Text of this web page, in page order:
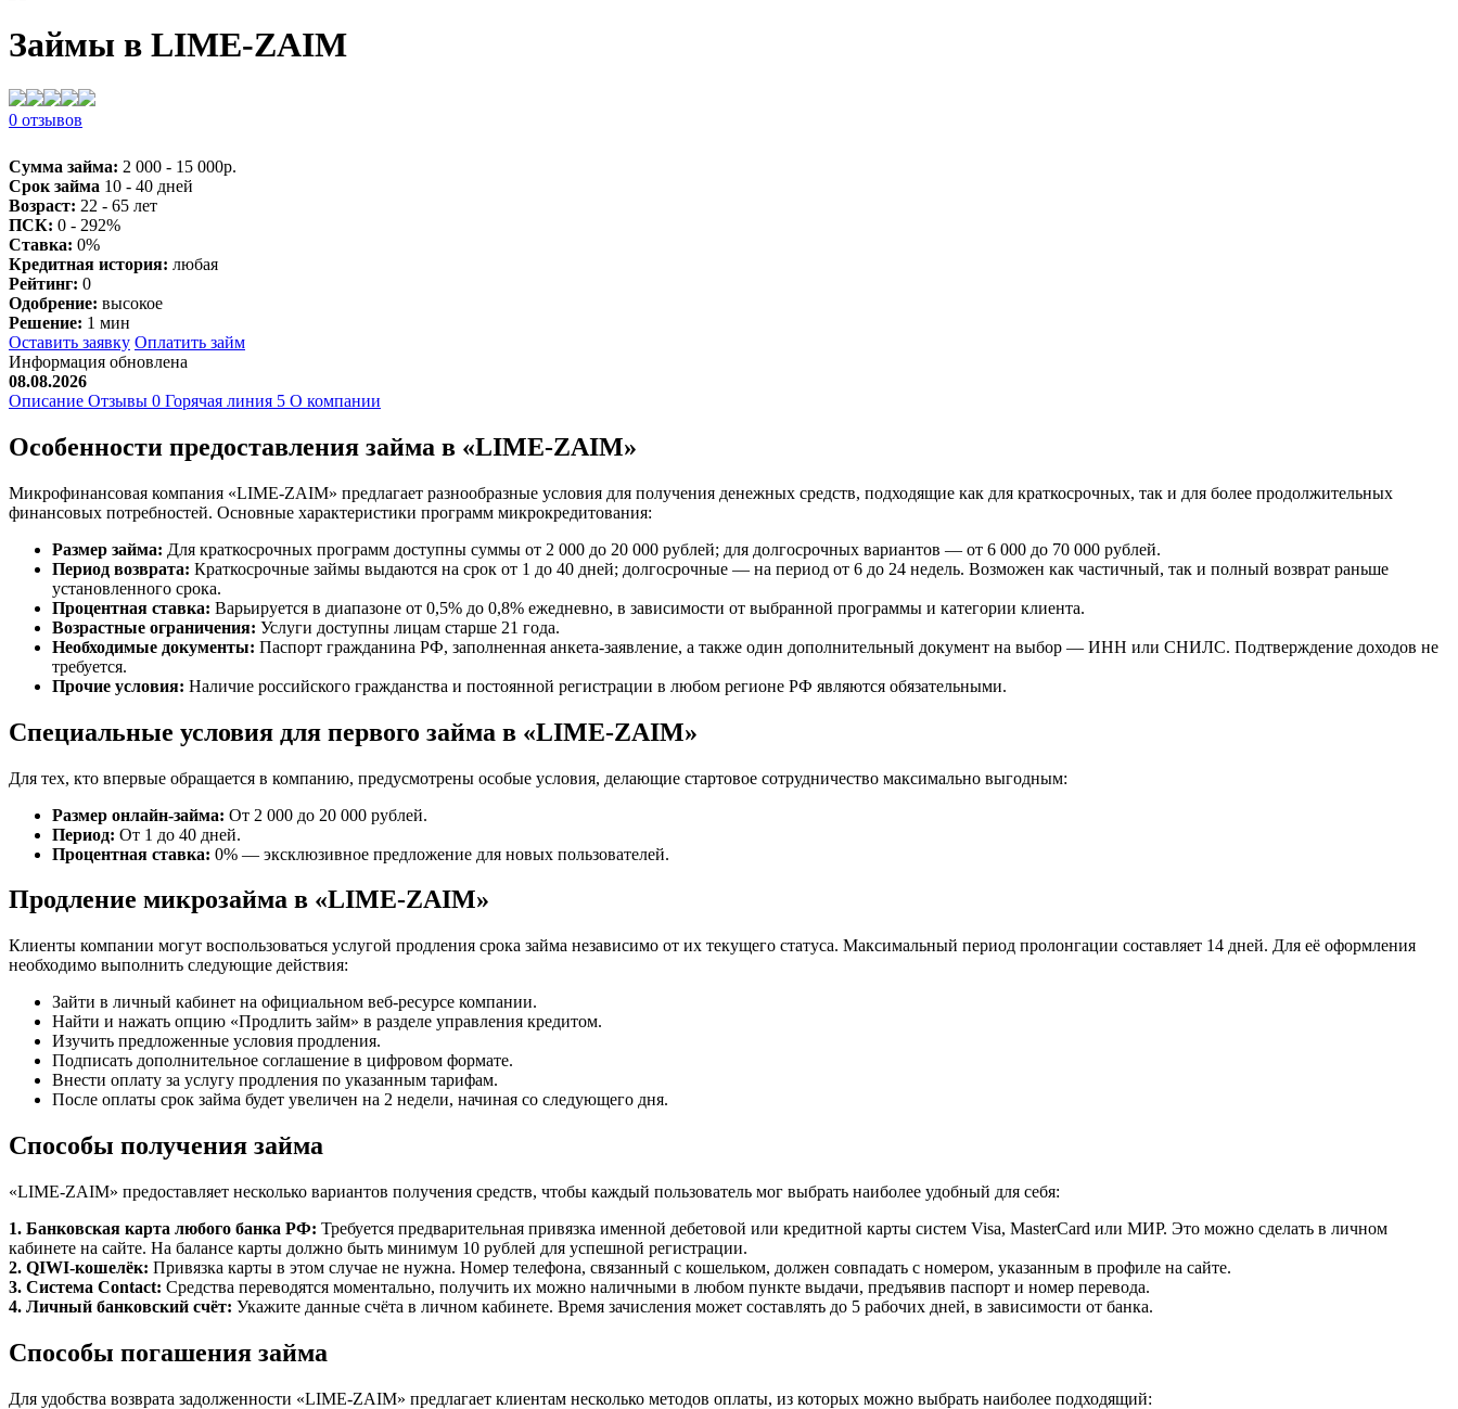
Займы в LIME-ZAIM
0 отзывов
Сумма займа: 2 000 - 15 000р.
Срок займа 10 - 40 дней
Возраст: 22 - 65 лет
ПСК: 0 - 292%
Ставка: 0%
Кредитная история: любая
Рейтинг: 0
Одобрение: высокое
Решение: 1 мин
Оставить заявку Оплатить займ
Информация обновлена
08.08.2026
Описание Отзывы 0 Горячая линия 5 О компании
Особенности предоставления займа в «LIME-ZAIM»
Микрофинансовая компания «LIME-ZAIM» предлагает разнообразные условия для получения денежных средств, подходящие как для краткосрочных, так и для более продолжительных
финансовых потребностей. Основные характеристики программ микрокредитования:
Размер займа: Для краткосрочных программ доступны суммы от 2 000 до 20 000 рублей; для долгосрочных вариантов — от 6 000 до 70 000 рублей.
Период возврата: Краткосрочные займы выдаются на срок от 1 до 40 дней; долгосрочные — на период от 6 до 24 недель. Возможен как частичный, так и полный возврат раньше
установленного срока.
Процентная ставка: Варьируется в диапазоне от 0,5% до 0,8% ежедневно, в зависимости от выбранной программы и категории клиента.
Возрастные ограничения: Услуги доступны лицам старше 21 года.
Необходимые документы: Паспорт гражданина РФ, заполненная анкета-заявление, а также один дополнительный документ на выбор — ИНН или СНИЛС. Подтверждение доходов не
требуется.
Прочие условия: Наличие российского гражданства и постоянной регистрации в любом регионе РФ являются обязательными.
Специальные условия для первого займа в «LIME-ZAIM»
Для тех, кто впервые обращается в компанию, предусмотрены особые условия, делающие стартовое сотрудничество максимально выгодным:
Размер онлайн-займа: От 2 000 до 20 000 рублей.
Период: От 1 до 40 дней.
Процентная ставка: 0% — эксклюзивное предложение для новых пользователей.
Продление микрозайма в «LIME-ZAIM»
Клиенты компании могут воспользоваться услугой продления срока займа независимо от их текущего статуса. Максимальный период пролонгации составляет 14 дней. Для её оформления
необходимо выполнить следующие действия:
Зайти в личный кабинет на официальном веб-ресурсе компании.
Найти и нажать опцию «Продлить займ» в разделе управления кредитом.
Изучить предложенные условия продления.
Подписать дополнительное соглашение в цифровом формате.
Внести оплату за услугу продления по указанным тарифам.
После оплаты срок займа будет увеличен на 2 недели, начиная со следующего дня.
Способы получения займа
«LIME-ZAIM» предоставляет несколько вариантов получения средств, чтобы каждый пользователь мог выбрать наиболее удобный для себя:
1. Банковская карта любого банка РФ: Требуется предварительная привязка именной дебетовой или кредитной карты систем Visa, MasterCard или МИР. Это можно сделать в личном
кабинете на сайте. На балансе карты должно быть минимум 10 рублей для успешной регистрации.
2. QIWI-кошелёк: Привязка карты в этом случае не нужна. Номер телефона, связанный с кошельком, должен совпадать с номером, указанным в профиле на сайте.
3. Система Contact: Средства переводятся моментально, получить их можно наличными в любом пункте выдачи, предъявив паспорт и номер перевода.
4. Личный банковский счёт: Укажите данные счёта в личном кабинете. Время зачисления может составлять до 5 рабочих дней, в зависимости от банка.
Способы погашения займа
Для удобства возврата задолженности «LIME-ZAIM» предлагает клиентам несколько методов оплаты, из которых можно выбрать наиболее подходящий: